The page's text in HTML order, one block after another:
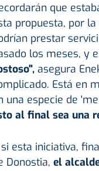
que
propuesta, por
prestar
los meses, y
asegura
Está en
una especie de
al final sea una
esta iniciativa,
Donostia, el